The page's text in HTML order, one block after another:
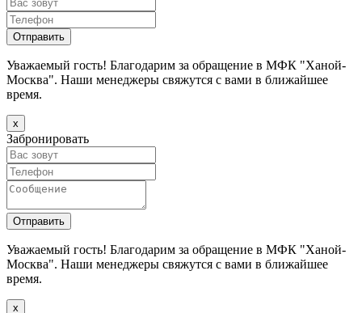
Уважаемый гость! Благодарим за обращение в МФК "Ханой-
Москва". Наши менеджеры свяжутся с вами в ближайшее
время.
х
Забронировать
Уважаемый гость! Благодарим за обращение в МФК "Ханой-
Москва". Наши менеджеры свяжутся с вами в ближайшее
время.
х